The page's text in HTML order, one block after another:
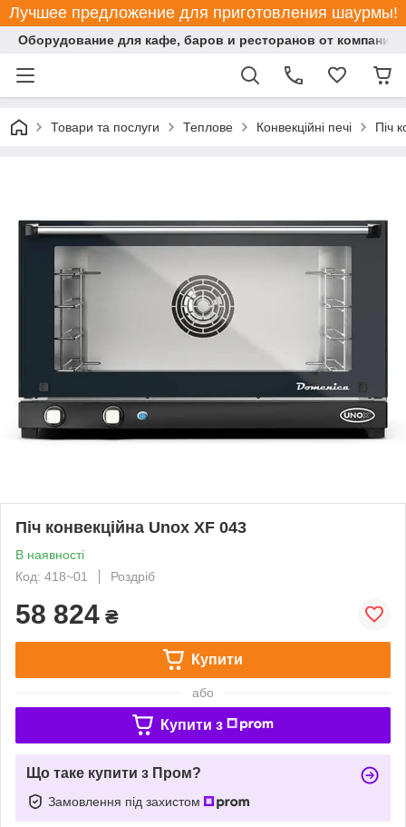
Лучшее предложение для приготовления шаурмы!
Оборудование для кафе, баров и ресторанов от компании
Товари та послуги Теплове Конвекційні печі Піч
Піч конвекційна Unox XF 043
В наявності
Код: 418~01
Роздріб
58 824 ₴
Купити
або
Купити з
Що таке купити з Пром?
Замовлення під захистом